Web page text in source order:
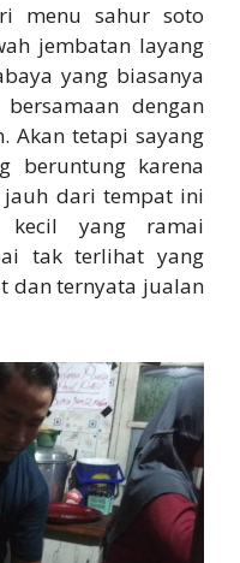
menu sahur soto
jembatan layang
yang biasanya
dengan
Akan tetapi sayang
beruntung karena
dari tempat ini
kecil yang ramai
tak terlihat yang
dan ternyata jualan